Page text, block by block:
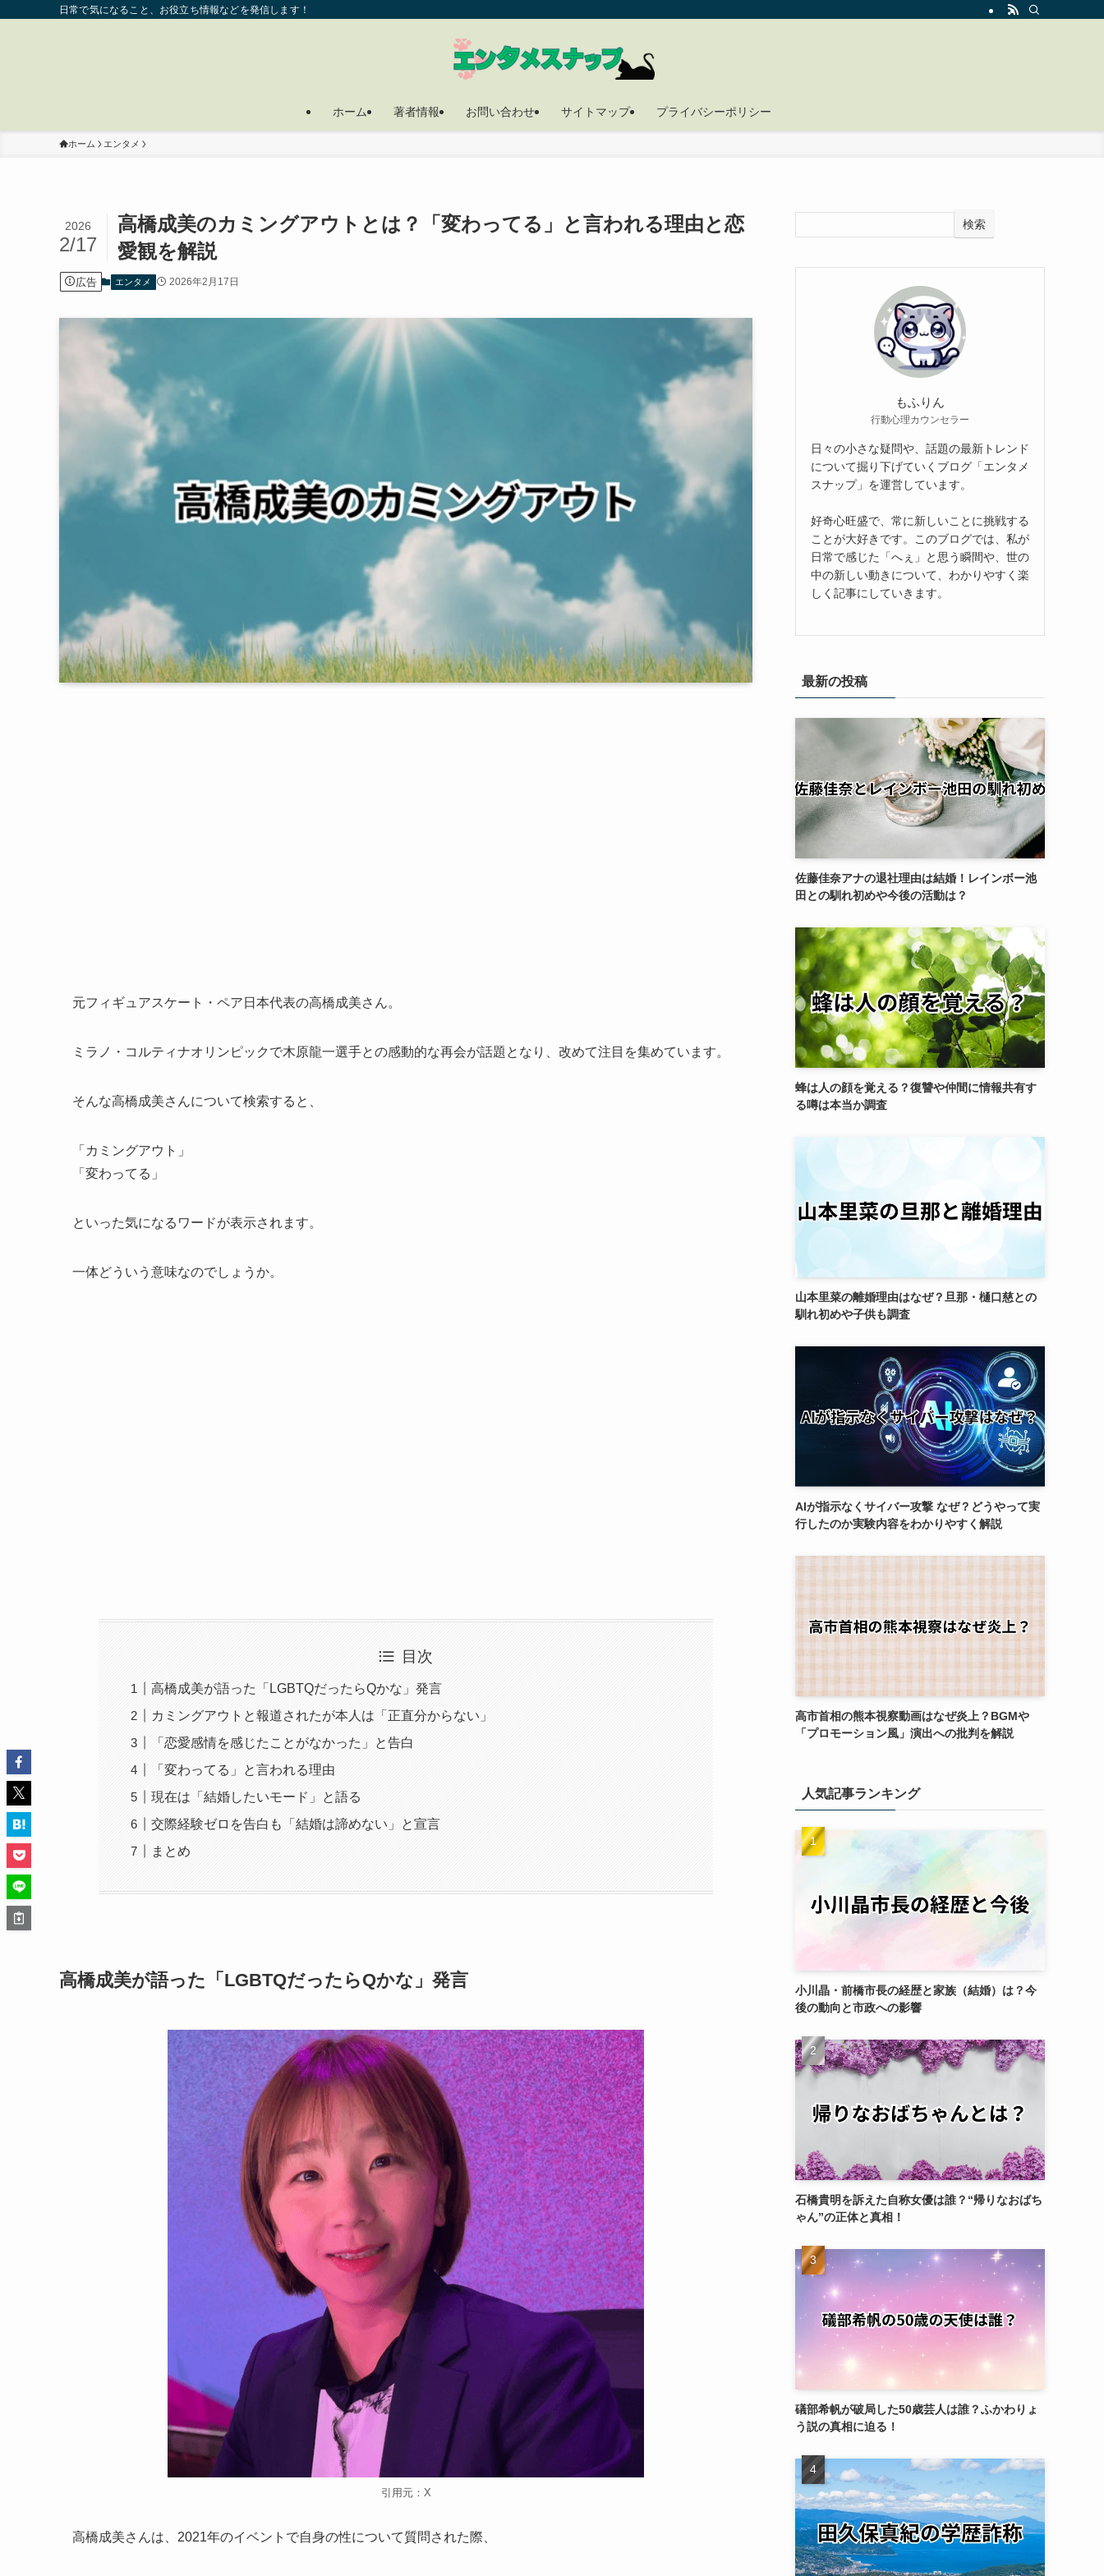
日常で気になること、お役立ち情報などを発信します！
ホーム 著者情報 お問い合わせ サイトマップ プライバシーポリシー
ホーム エンタメ
高橋成美のカミングアウトとは？「変わってる」と言われる理由と恋
愛観を解説
2026
2/17
広告 エンタメ 2026年2月17日
元フィギュアスケート・ペア日本代表の高橋成美さん。
ミラノ・コルティナオリンピックで木原龍一選手との感動的な再会が話題となり、改めて注目を集めています。
そんな高橋成美さんについて検索すると、
「カミングアウト」
「変わってる」
といった気になるワードが表示されます。
一体どういう意味なのでしょうか。
目次
高橋成美が語った「LGBTQだったらQかな」発言
カミングアウトと報道されたが本人は「正直分からない」
「恋愛感情を感じたことがなかった」と告白
「変わってる」と言われる理由
現在は「結婚したいモード」と語る
交際経験ゼロを告白も「結婚は諦めない」と宣言
まとめ
高橋成美が語った「LGBTQだったらQかな」発言
引用元：X
高橋成美さんは、2021年のイベントで自身の性について質問された際、
検索
もふりん
行動心理カウンセラー
日々の小さな疑問や、話題の最新トレンド
について掘り下げていくブログ「エンタメ
スナップ」を運営しています。
好奇心旺盛で、常に新しいことに挑戦する
ことが大好きです。このブログでは、私が
日常で感じた「へぇ」と思う瞬間や、世の
中の新しい動きについて、わかりやすく楽
しく記事にしていきます。
最新の投稿
佐藤佳奈アナの退社理由は結婚！レインボー池
田との馴れ初めや今後の活動は？
蜂は人の顔を覚える？復讐や仲間に情報共有す
る噂は本当か調査
山本里菜の離婚理由はなぜ？旦那・樋口慈との
馴れ初めや子供も調査
AIが指示なくサイバー攻撃 なぜ？どうやって実
行したのか実験内容をわかりやすく解説
高市首相の熊本視察動画はなぜ炎上？BGMや
「プロモーション風」演出への批判を解説
人気記事ランキング
小川晶・前橋市長の経歴と家族（結婚）は？今
後の動向と市政への影響
石橋貴明を訴えた自称女優は誰？“帰りなおばち
ゃん”の正体と真相！
礒部希帆が破局した50歳芸人は誰？ふかわりょ
う説の真相に迫る！